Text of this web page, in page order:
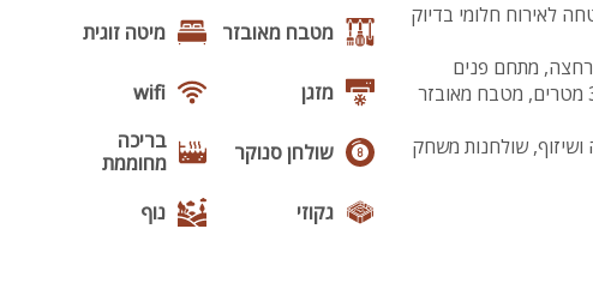
פול
אוויר
מוחלטת ועם הבטחה לאירוח חלומי בדיוק
מרווחים מאובזרים מכל טוב עם דגש על כל פרט ופרט, 4 חדרי רחצה, מתחם פנים
מרשים הכולל סלון מרווח, טלוויזיה חכמה בכבלים עם חיבור ל-yes, פינת אוכל הנפתחת ל3 מטרים, מטבח מאובזר
ושיזוף, שולחנות משחק
מטבח מאובזר מיטה זוגית
מזגן wifi
שולחן סנוקר
בריכה
מחוממת
גקוזי
נוף